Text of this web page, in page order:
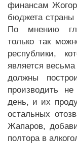
финансам
бюджета страны
По мнению
только так
республики,
является
должны
производить
день, и их
остальных
Жапаров,
полтора в